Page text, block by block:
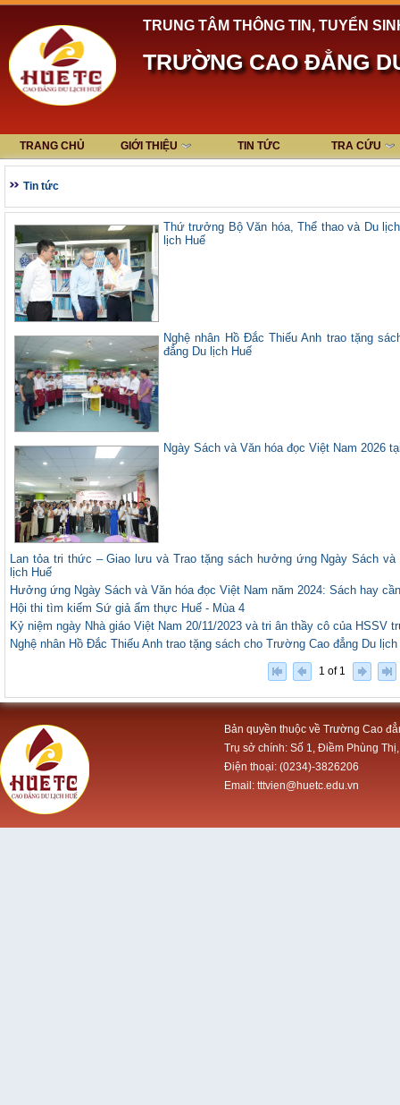
TRUNG TÂM THÔNG TIN, TUYỂN
TRƯỜNG CAO ĐẲNG
TRANG CHỦ GIỚI THIỆU TIN TỨC TRA CỨU
Tin tức
Thứ trưởng Bộ Văn hóa, Thể thao và Du
lịch Huế
Nghệ nhân Hồ Đắc Thiếu Anh trao tặng
đẳng Du lịch Huế
Ngày Sách và Văn hóa đọc Việt Nam 2026
Lan tỏa tri thức – Giao lưu và Trao tặng sách hưởng ứng Ngày Sách
lịch Huế
Hưởng ứng Ngày Sách và Văn hóa đọc Việt Nam năm 2024: Sách hay
Hội thi tìm kiếm Sứ giả ẩm thực Huế - Mùa 4
Kỷ niệm ngày Nhà giáo Việt Nam 20/11/2023 và tri ân thầy cô của HSSV
Nghệ nhân Hồ Đắc Thiếu Anh trao tặng sách cho Trường Cao đẳng Du lịch
1 of 1
Bản quyền thuộc về Trường Cao
Trụ sở chính: Số 1, Điềm Phùng
Điện thoại: (0234)-3826206
Email: tttvien@huetc.edu.vn